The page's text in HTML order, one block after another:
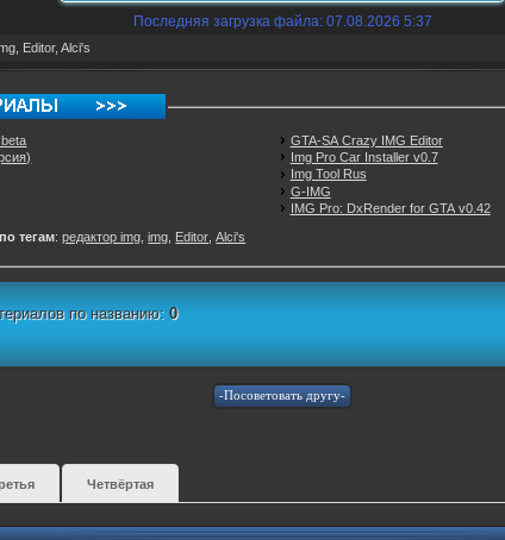
Последняя загрузка файла: 07.08.2026 5:37
Editor, Alci's
GTA-SA Crazy IMG Editor
Img Pro Car Installer v0.7
Img Tool Rus
G-IMG
IMG Pro: DxRender for GTA v0.42
тегам:редактор img ,img Editor ,Alci's
по названию: 0
Четвёртая